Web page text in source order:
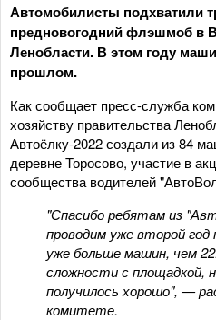
Автомобилисты подхватили
предновогодний флэшмоб в
Ленобласти. В этом году
прошлом.
Как сообщает пресс-служба
хозяйству правительства
Автоёлку-2022 создали из 84
деревне Торосово, участие в
сообщества водителей
"Спасибо ребятам из
проводим уже второй год
уже больше машин, чем
сложности с площадкой,
получилось хорошо", —
комитете.